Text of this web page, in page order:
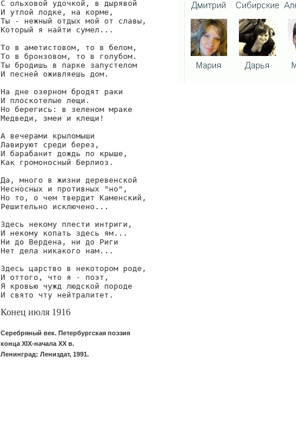
С ольховой удочкой, в дырявой
И утлой лодке, на корме,
Ты - нежный отдых мой от славы,
Который я найти сумел...
То в аметистовом, то в белом,
То в бронзовом, то в голубом.
Ты бродишь в парке запустелом
И песней оживляешь дом.
На дне озерном бродят раки
И плоскотелые лещи.
Но берегись: в зеленом мраке
Медведи, змеи и клещи!
А вечерами крыломыши
Лавируют среди берез,
И барабанит дождь по крыше,
Как громоносный Берлиоз.
Да, много в жизни деревенской
Несносных и противных "но",
Но то, о чем твердит Каменский,
Решительно исключено...
Здесь некому плести интриги,
И некому копать здесь ям...
Ни до Вердена, ни до Риги
Нет дела никакого нам...
Здесь царство в некотором роде,
И оттого, что я - поэт,
Я кровью чужд людской породе
И свято чту нейтралитет.
Конец июля 1916
Серебряный век. Петербургская поэзия
конца XIX-начала XX в.
Ленинград: Лениздат, 1991.